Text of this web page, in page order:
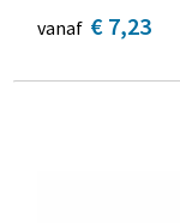
vanaf € 7,23